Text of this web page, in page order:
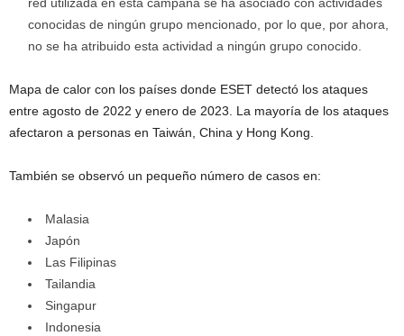
red utilizada en esta campaña se ha asociado con actividades
conocidas de ningún grupo mencionado, por lo que, por ahora,
no se ha atribuido esta actividad a ningún grupo conocido.
Mapa de calor con los países donde ESET detectó los ataques
entre agosto de 2022 y enero de 2023. La mayoría de los ataques
afectaron a personas en Taiwán, China y Hong Kong.
También se observó un pequeño número de casos en:
Malasia
Japón
Las Filipinas
Tailandia
Singapur
Indonesia